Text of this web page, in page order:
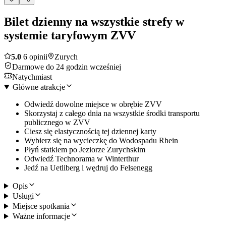
Bilet dzienny na wszystkie strefy w
systemie taryfowym ZVV
5.0 6 opinii
Zurych
Darmowe do 24 godzin wcześniej
Natychmiast
Główne atrakcje
Odwiedź dowolne miejsce w obrębie ZVV
Skorzystaj z całego dnia na wszystkie środki transportu
publicznego w ZVV
Ciesz się elastycznością tej dziennej karty
Wybierz się na wycieczkę do Wodospadu Rhein
Płyń statkiem po Jeziorze Zurychskim
Odwiedź Technorama w Winterthur
Jedź na Uetliberg i wędruj do Felsenegg
Opis
Usługi
Miejsce spotkania
Ważne informacje